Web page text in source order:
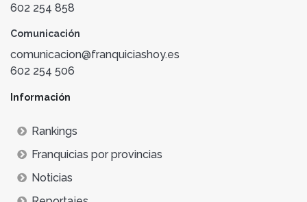
602 254 858
Comunicación
comunicacion@franquiciashoy.es
602 254 506
Información
Rankings
Franquicias por provincias
Noticias